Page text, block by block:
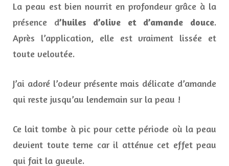
La peau est bien nourrit en profondeur grâce à la
présence d’huiles d’olive et d’amande douce.
Après l’application, elle est vraiment lissée et
toute veloutée.
J’ai adoré l’odeur présente mais délicate d’amande
qui reste jusqu’au lendemain sur la peau !
Ce lait tombe à pic pour cette période où la peau
devient toute terne car il atténue cet effet peau
qui fait la gueule.